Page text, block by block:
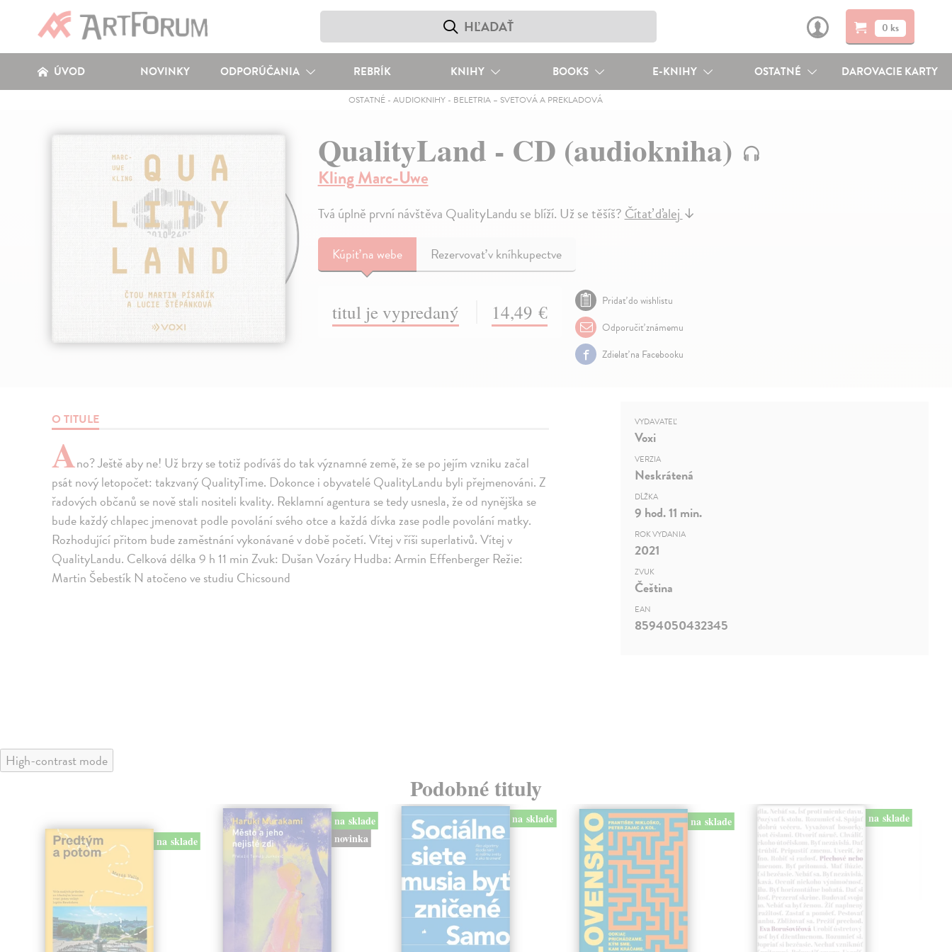
0 ks
ÚVOD NOVINKY ODPORÚČANIA REBRÍK KNIHY BOOKS E-KNIHY OSTATNÉ DAROVACIE KARTY
OSTATNÉ -AUDIOKNIHY - BELETRIA – SVETOVÁ A PREKLADOVÁ
QualityLand - CD (audiokniha)
Kling Marc-Uwe
Tvá úplně první návštěva QualityLandu se blíží. Už se těšíš?Čítať ďalej↓
Kúpiťna webe Rezervovať v kníhkupectve
titul je vypredaný 14,49 €
Pridať do wishlistu
Odporučiť známemu
Zdielať na Facebooku
O TITULE
Ano? Ještě aby ne! Už brzy se totiž podíváš do tak významné země, že se po jejím vzniku začal
psát nový letopočet: takzvaný QualityTime. Dokonce i obyvatelé QualityLandu byli přejmenováni. Z
řadových občanů se nově stali nositeli kvality. Reklamní agentura se tedy usnesla, že od nynějška se
bude každý chlapec jmenovat podle povolání svého otce a každá dívka zase podle povolání matky.
Rozhodující přitom bude zaměstnání vykonávané v době početí. Vítej v říši superlativů. Vítej v
QualityLandu. Celková délka 9 h 11 min Zvuk: Dušan Vozáry Hudba: Armin Effenberger Režie:
Martin Šebestík N atočeno ve studiu Chicsound
VYDAVATEĽ
Voxi
VERZIA
Neskrátená
DĹŽKA
9 hod. 11 min.
ROK VYDANIA
2021
ZVUK
Čeština
EAN
8594050432345
High-contrast mode
Podobné tituly
na sklade
na sklade
novinka
na sklade na sklade na sklade